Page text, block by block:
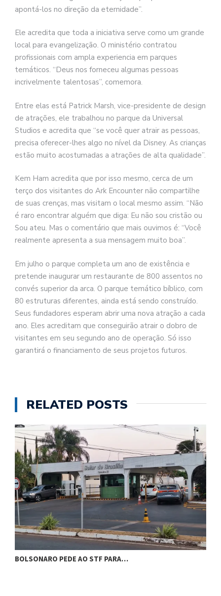
apontá-los no direção da eternidade”.
Ele acredita que toda a iniciativa serve como um grande
local para evangelização. O ministério contratou
profissionais com ampla experiencia em parques
temáticos. “Deus nos forneceu algumas pessoas
incrivelmente talentosas”, comemora.
Entre elas está Patrick Marsh, vice-presidente de design
de atrações, ele trabalhou no parque da Universal
Studios e acredita que “se você quer atrair as pessoas,
precisa oferecer-lhes algo no nível da Disney. As crianças
estão muito acostumadas a atrações de alta qualidade”.
Kem Ham acredita que por isso mesmo, cerca de um
terço dos visitantes do Ark Encounter não compartilhe
de suas crenças, mas visitam o local mesmo assim. “Não
é raro encontrar alguém que diga: Eu não sou cristão ou
Sou ateu. Mas o comentário que mais ouvimos é: “Você
realmente apresenta a sua mensagem muito boa”.
Em julho o parque completa um ano de existência e
pretende inaugurar um restaurante de 800 assentos no
convés superior da arca. O parque temático bíblico, com
80 estruturas diferentes, ainda está sendo construído.
Seus fundadores esperam abrir uma nova atração a cada
ano. Eles acreditam que conseguirão atrair o dobro de
visitantes em seu segundo ano de operação. Só isso
garantirá o financiamento de seus projetos futuros.
RELATED POSTS
BOLSONARO PEDE AO STF PARA…